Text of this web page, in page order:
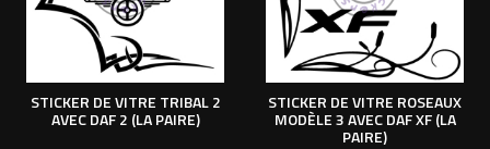
STICKER DE VITRE TRIBAL 2
AVEC DAF 2 (LA PAIRE)
STICKER DE VITRE ROSEAUX
MODÈLE 3 AVEC DAF XF (LA
PAIRE)